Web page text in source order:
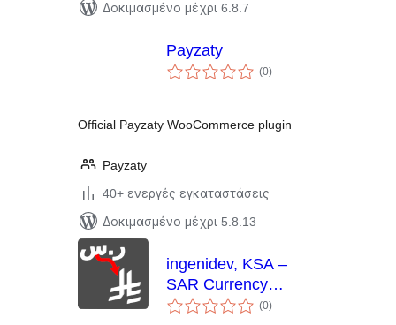
Δοκιμασμένο μέχρι 6.8.7
Payzaty
(0αξιολογήσεις
σύνολο
)
Official Payzaty WooCommerce plugin
Payzaty
40+ ενεργές εγκαταστάσεις
Δοκιμασμένο μέχρι 5.8.13
ingenidev, KSA –
SAR Currency
Symbol Changer
(0αξιολογήσεις
σύνολο
)